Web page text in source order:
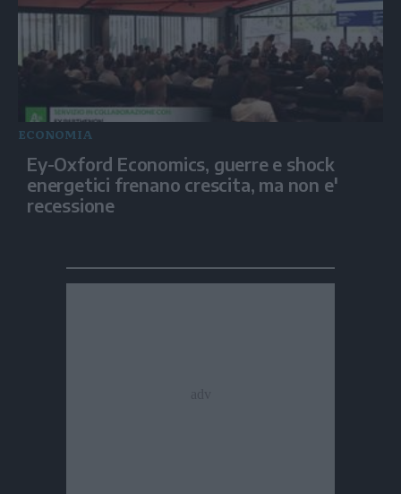
ECONOMIA
Ey-Oxford Economics, guerre e shock
energetici frenano crescita, ma non e'
recessione